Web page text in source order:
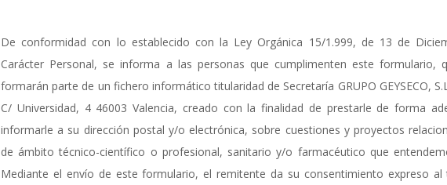
De conformidad con lo establecido con la Ley Orgánica 15/1.999, de 13 de
Carácter Personal, se informa a las personas que cumplimenten este formulario,
formarán parte de un fichero informático titularidad de Secretaría GRUPO GEYSECO,
C/ Universidad, 4 46003 Valencia, creado con la finalidad de prestarle de forma
informarle a su dirección postal y/o electrónica, sobre cuestiones y proyectos
de ámbito técnico-científico o profesional, sanitario y/o farmacéutico que
Mediante el envío de este formulario, el remitente da su consentimiento expreso